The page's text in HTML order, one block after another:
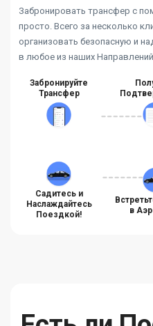
Забронировать трансфер с
просто. Всего за несколько
организовать безопасную и
в любое из наших
Забронируйте
Трансфер
Садитесь и
Наслаждайтесь
Поездкой!
в